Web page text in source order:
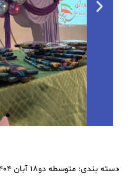
دسته بندی: متوسطه دو۱۸ آبان ۱۴۰۴